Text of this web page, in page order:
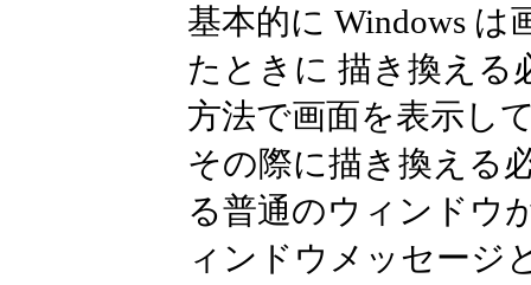
基本的に Windows
たときに 描き換える
方法で画面を表示し
その際に描き換える
る普通のウィンドウ
ィンドウメッセージ